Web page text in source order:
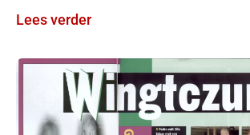
trainingstijden en -dagen
Lees verder